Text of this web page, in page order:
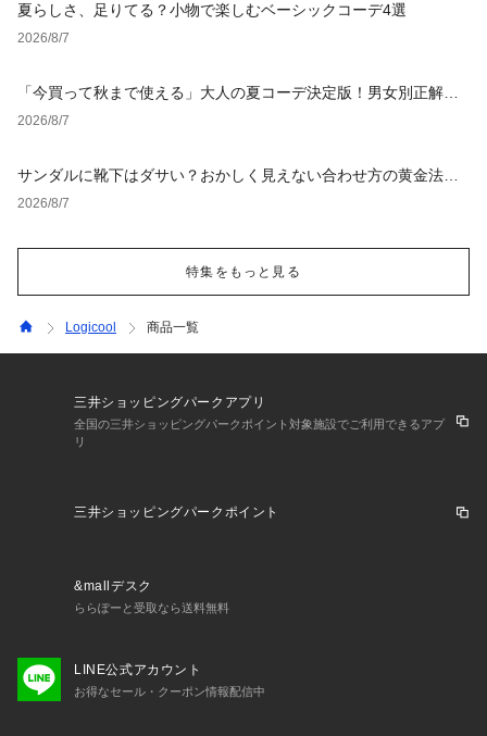
夏らしさ、足りてる？小物で楽しむベーシックコーデ4選
2026/8/7
「今買って秋まで使える」大人の夏コーデ決定版！男女別正解ス
タイルとNGな着こなし
2026/8/7
サンダルに靴下はダサい？おかしく見えない合わせ方の黄金法則
と男女別おすすめコーデ
2026/8/7
特集をもっと見る
Logicool 商品一覧
三井ショッピングパークアプリ
全国の三井ショッピングパークポイント対象施設でご利用できるアプ
リ
三井ショッピングパークポイント
&mallデスク
ららぽーと受取なら送料無料
LINE公式アカウント
お得なセール・クーポン情報配信中